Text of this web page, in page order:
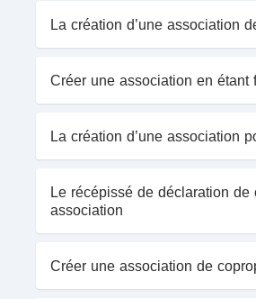
La création d’une association
Créer une association en étant
La création d’une association
Le récépissé de déclaration de
association
Créer une association de